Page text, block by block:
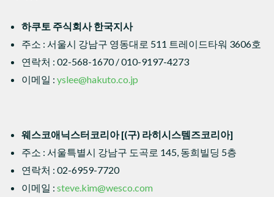
하쿠토 주식회사 한국지사
주소 : 서울시 강남구 영동대로 511 트레이드타워 3606호
연락처 : 02-568-1670 / 010-9197-4273
이메일 : yslee@hakuto.co.jp
웨스코애닉스터코리아 [(구) 라히시스템즈코리아]
주소 : 서울특별시 강남구 도곡로 145, 동희빌딩 5층
연락처 : 02-6959-7720
이메일 : steve.kim@wesco.com